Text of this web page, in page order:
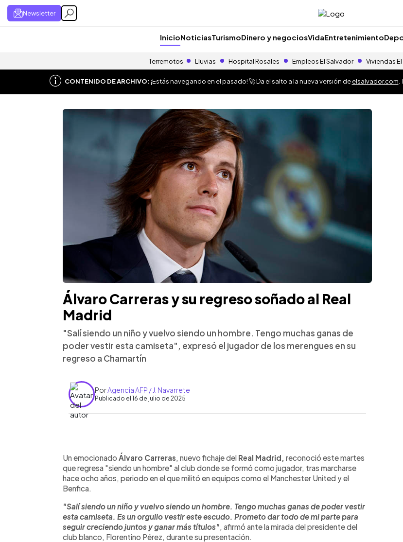
Newsletter
InicioNoticiasTurismoDinero y negociosVidaEntretenimiento
Terremotos Lluvias Hospital Rosales Empleos El Salvador Viviendas
CONTENIDO DE ARCHIVO:¡Estás navegando en el pasado! 🚀 Da el salto a la nueva versión deelsalvador.com
Álvaro Carreras y su regreso soñado al Real
Madrid
"Salí siendo un niño y vuelvo siendo un hombre. Tengo muchas ganas de
poder vestir esta camiseta", expresó el jugador de los merengues en su
regreso a Chamartín
PorAgencia AFP / J. Navarrete
Publicado el 16 de julio de 2025
► Escuchar artículo
Un emocionado Álvaro Carreras , nuevo fichaje del Real Madrid, reconoció este martes
que regresa "siendo un hombre" al club donde se formó como jugador, tras marcharse
hace ocho años, periodo en el que militó en equipos como el Manchester United y el
Benfica.
"Salí siendo un niño y vuelvo siendo un hombre. Tengo muchas ganas de poder vestir
esta camiseta. Es un orgullo vestir este escudo. Prometo dar todo de mi parte para
seguir creciendo juntos y ganar más títulos" , afirmó ante la mirada del presidente del
club blanco, Florentino Pérez, durante su presentación.